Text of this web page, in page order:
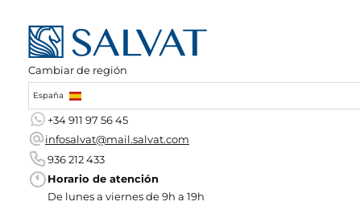
Cambiar de región
España
+34 911 97 56 45
infosalvat@mail.salvat.com
936 212 433
Horario de atención
De lunes a viernes de 9h a 19h